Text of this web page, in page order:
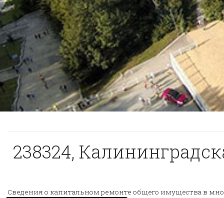
238324,
Сведения о капитальном ремонте общего имущества в